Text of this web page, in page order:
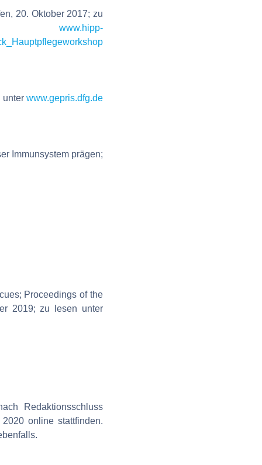
20. Oktober 2017; zu
www.hipp-
unter www.gepris.dfg.de
Immunsystem prägen;
Proceedings of the
2019; zu lesen unter
Redaktionsschluss
online stattfinden.